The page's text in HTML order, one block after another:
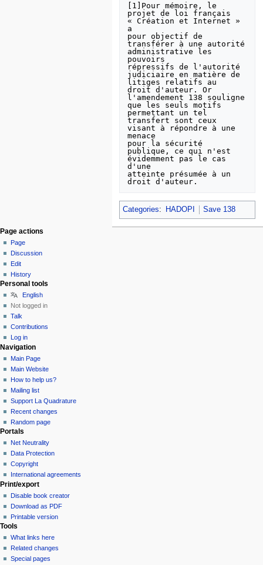
[1]Pour mémoire, le
projet de loi français
« Création et Internet »
a
pour objectif de
transférer à une autorité
administrative les
pouvoirs
répressifs de l'autorité
judiciaire en matière de
litiges relatifs au
droit d'auteur. Or
l'amendement 138 souligne
que les seuls motifs
permettant un tel
transfert sont ceux
visant à répondre à une
menace
pour la sécurité
publique, ce qui n'est
évidemment pas le cas
d'une
atteinte présumée à un
Categories: HADOPI Save 138
Page actions
Page
Discussion
Edit
History
Personal tools
English
Not logged in
Talk
Contributions
Log in
Navigation
Main Page
Main Website
How to help us?
Mailing list
Support La Quadrature
Recent changes
Random page
Portals
Net Neutrality
Data Protection
Copyright
International agreements
Print/export
Disable book creator
Download as PDF
Printable version
Tools
What links here
Related changes
Special pages